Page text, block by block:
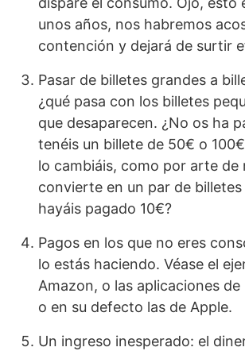
unos años, nos habremos
contención y dejará de surtir
Pasar de billetes grandes a
¿qué pasa con los billetes
que desaparecen. ¿No os ha
tenéis un billete de 50€ o
lo cambiáis, como por arte de
convierte en un par de
hayáis pagado 10€?
Pagos en los que no eres
lo estás haciendo. Véase el
Amazon, o las aplicaciones de
o en su defecto las de Apple.
Un ingreso inesperado: el